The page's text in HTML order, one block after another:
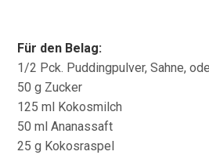
Für den Belag:
1/2 Pck. Puddingpulver, Sahne,
50 g Zucker
125 ml Kokosmilch
50 ml Ananassaft
25 g Kokosraspel